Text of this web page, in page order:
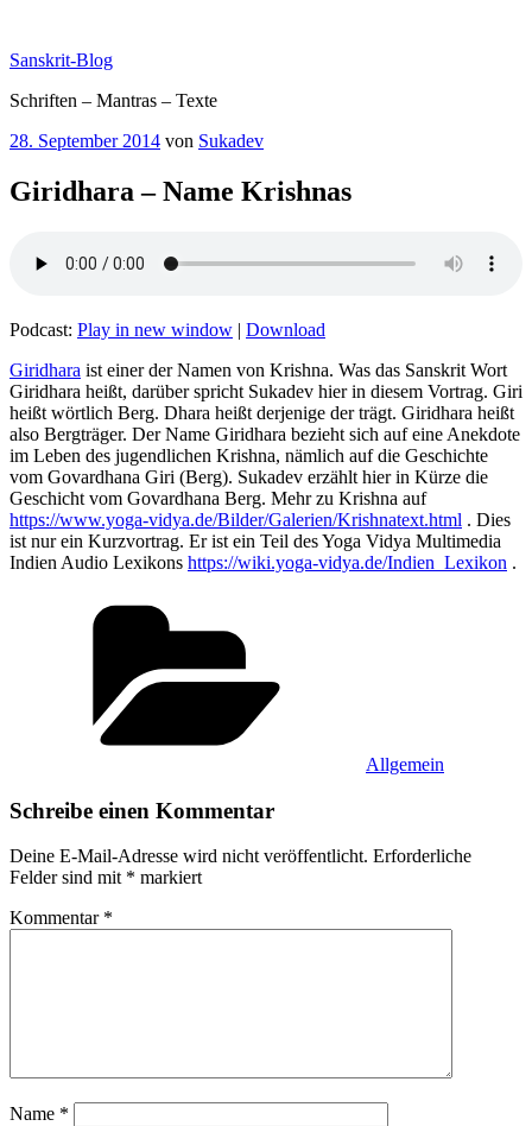
springen
Sanskrit-Blog
Schriften – Mantras – Texte
Veröffentlicht
28. September 2014 von Sukadev
Giridhara – Name Krishnas
Podcast: Play in new window | Download
Giridhara ist einer der Namen von Krishna. Was das Sanskrit Wort
Giridhara heißt, darüber spricht Sukadev hier in diesem Vortrag. Giri
heißt wörtlich Berg. Dhara heißt derjenige der trägt. Giridhara heißt
also Bergträger. Der Name Giridhara bezieht sich auf eine Anekdote
im Leben des jugendlichen Krishna, nämlich auf die Geschichte
vom Govardhana Giri (Berg). Sukadev erzählt hier in Kürze die
Geschicht vom Govardhana Berg. Mehr zu Krishna auf
https://www.yoga-vidya.de/Bilder/Galerien/Krishnatext.html . Dies
ist nur ein Kurzvortrag. Er ist ein Teil des Yoga Vidya Multimedia
Indien Audio Lexikons https://wiki.yoga-vidya.de/Indien_Lexikon .
Allgemein
Schreibe einen Kommentar
Deine E-Mail-Adresse wird nicht veröffentlicht. Erforderliche
Felder sind mit * markiert
Kommentar *
Name *